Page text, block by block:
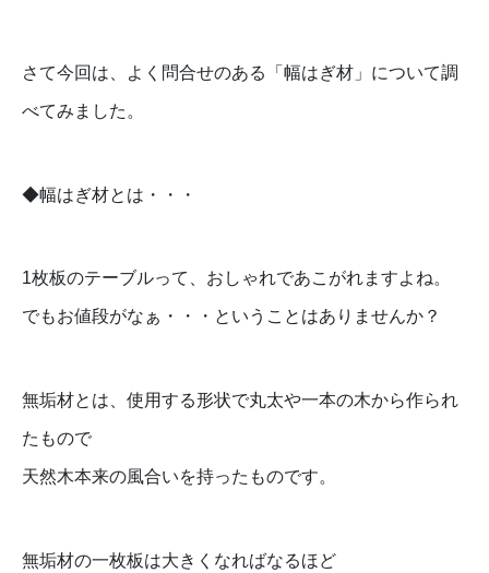
さて今回は、よく問合せのある「幅はぎ材」について調
べてみました。
◆幅はぎ材とは・・・
1枚板のテーブルって、おしゃれであこがれますよね。
でもお値段がなぁ・・・ということはありませんか？
無垢材とは、使用する形状で丸太や一本の木から作られ
たもので
天然木本来の風合いを持ったものです。
無垢材の一枚板は大きくなればなるほど